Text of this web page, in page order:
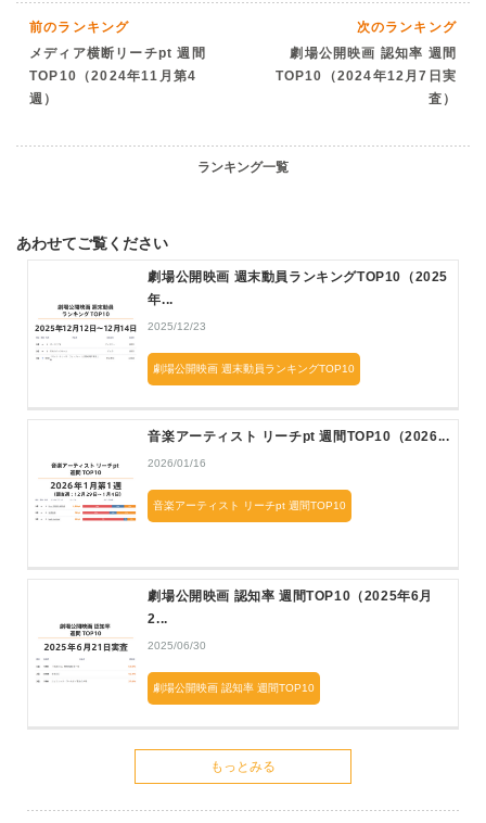
前のランキング
メディア横断リーチpt 週間
TOP10（2024年11月第4
週）
次のランキング
劇場公開映画 認知率 週間
TOP10（2024年12月7日実
査）
ランキング一覧
あわせてご覧ください
劇場公開映画 週末動員ランキングTOP10（2025
年...
2025/12/23
劇場公開映画 週末動員ランキングTOP10
音楽アーティスト リーチpt 週間TOP10（2026...
2026/01/16
音楽アーティスト リーチpt 週間TOP10
劇場公開映画 認知率 週間TOP10（2025年6月
2...
2025/06/30
劇場公開映画 認知率 週間TOP10
もっとみる